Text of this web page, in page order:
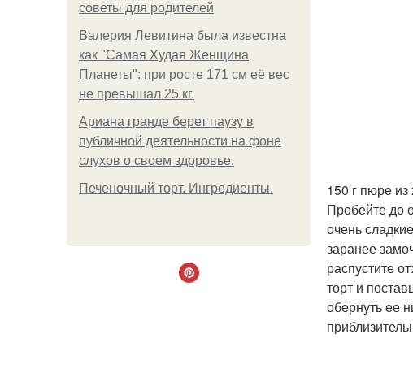
советы для родителей
Валерия Левитина была известна
как "Самая Худая Женщина
Планеты": при росте 171 см её вес
не превышал 25 кг.
Ариана гранде берет паузу в
публичной деятельности на фоне
слухов о своем здоровье.
Печеночный торт. Ингредиенты.
150 г пюре
Пробейте до
очень
заранее
распустите
торт и
обернуть ее